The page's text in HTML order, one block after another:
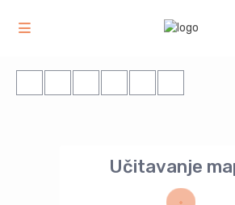
Učitavanje